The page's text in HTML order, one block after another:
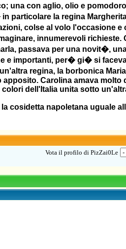
una con aglio, olio e
particolare la regina
colse al volo l'occasione
innumerevoli richieste.
passava per una novit�,
e importanti, per� gi� si
regina, la borbonica
Carolina amava
dell'Italia unita sotto
cosidetta napoletana uguale
Vota il profilo di PizZai0Le